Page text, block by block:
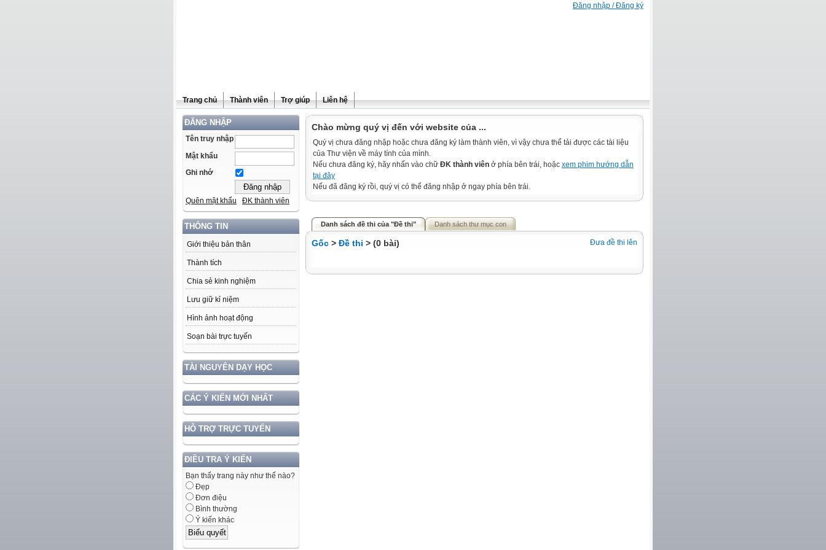
Đăng nhập / Đăng ký
Trang chủ Thành viên Trợ giúp Liên hệ
ĐĂNG NHẬP
Tên truy nhập
Mật khẩu
Ghi nhớ
Quên mật khẩu ĐK thành viên
THÔNG TIN
Giới thiệu bản thân
Thành tích
Chia sẻ kinh nghiệm
Lưu giữ kỉ niệm
Hình ảnh hoạt động
Soạn bài trực tuyến
TÀI NGUYÊN DẠY HỌC
CÁC Ý KIẾN MỚI NHẤT
HỖ TRỢ TRỰC TUYẾN
ĐIỀU TRA Ý KIẾN
Bạn thấy trang này như thế nào?
Đẹp
Đơn điệu
Bình thường
Ý kiến khác
Chào mừng quý vị đến với website của ...
Quý vị chưa đăng nhập hoặc chưa đăng ký làm thành viên, vì vậy chưa thể tải được các tài liệu
của Thư viện về máy tính của mình.
Nếu chưa đăng ký, hãy nhấn vào chữ ĐK thành viên ở phía bên trái, hoặc xem phim hướng dẫn
tại đây
Nếu đã đăng ký rồi, quý vị có thể đăng nhập ở ngay phía bên trái.
Danh sách đề thi của "Đề thi" Danh sách thư mục con
Đưa đề thi lên
Gốc > Đề thi > (0 bài)